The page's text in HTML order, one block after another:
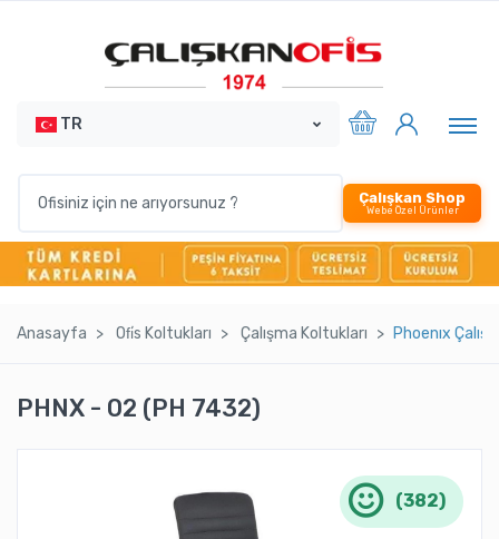
TR
Çalışkan Shop
Webe Özel Ürünler
Anasayfa Ofi̇s Koltukları Çalışma Koltukları Phoenıx
PHNX - 02 (PH 7432)
(382)